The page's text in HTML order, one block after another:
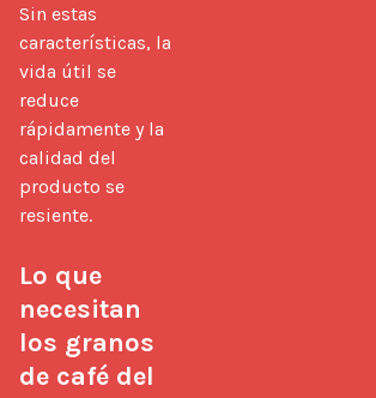
Sin estas
características, la
vida útil se
reduce
rápidamente y la
calidad del
producto se
resiente.
Lo que
necesitan
los granos
de café del